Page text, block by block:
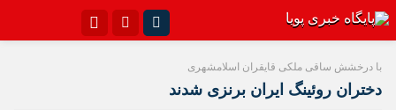
سروش
با درخشش ساقی ملکی قایقران اسلامشهری
دختران روئینگ ایران برنزی شدند